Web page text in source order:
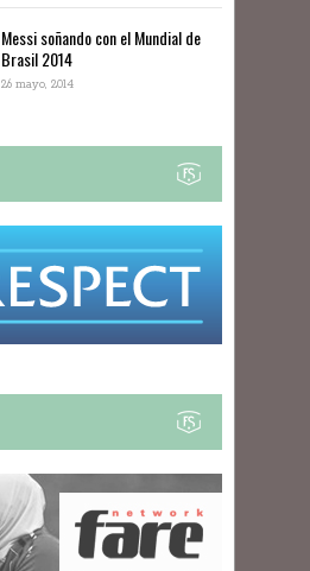
Messi soñando con el Mundial de
Brasil 2014
26 mayo, 2014